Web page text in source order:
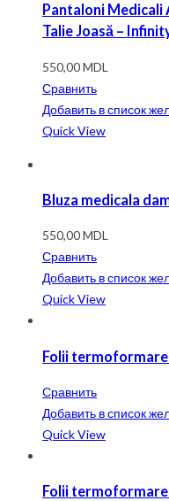
Pantaloni Medicali
Talie Joasă –
550,00MDL
Сравнить
Добавить в список
Quick View
Bluza medicala
550,00MDL
Сравнить
Добавить в список
Quick View
Folii termoformare
Сравнить
Добавить в список
Quick View
Folii